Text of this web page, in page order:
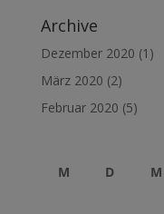
Archive
Dezember 2020 (1)
März 2020 (2)
Februar 2020 (5)
M D M